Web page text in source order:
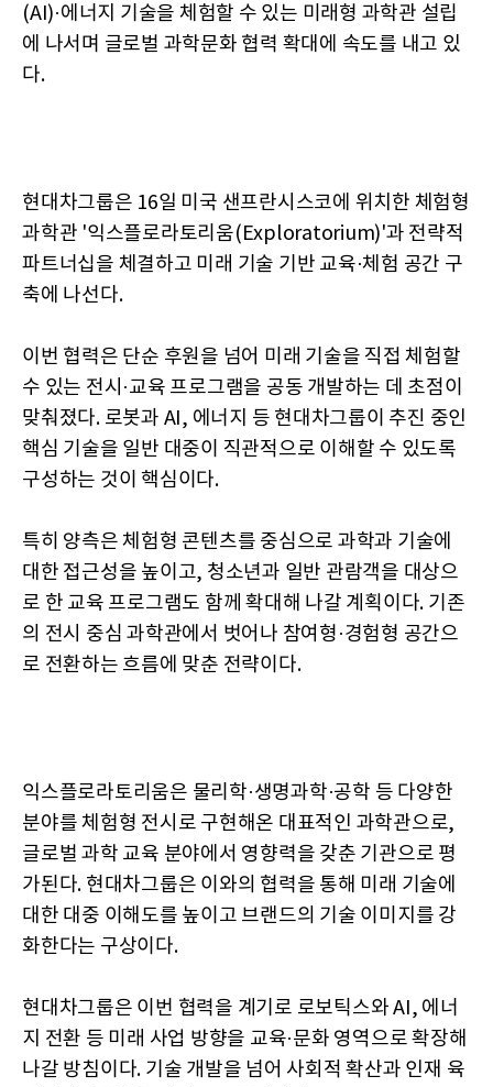
(AI)·에너지 기술을 체험할 수 있는 미래형 과학관 설립
에 나서며 글로벌 과학문화 협력 확대에 속도를 내고 있
다.
현대차그룹은 16일 미국 샌프란시스코에 위치한 체험형
과학관 '익스플로라토리움(Exploratorium)'과 전략적
파트너십을 체결하고 미래 기술 기반 교육·체험 공간 구
축에 나선다.
이번 협력은 단순 후원을 넘어 미래 기술을 직접 체험할
수 있는 전시·교육 프로그램을 공동 개발하는 데 초점이
맞춰졌다. 로봇과 AI, 에너지 등 현대차그룹이 추진 중인
핵심 기술을 일반 대중이 직관적으로 이해할 수 있도록
구성하는 것이 핵심이다.
특히 양측은 체험형 콘텐츠를 중심으로 과학과 기술에
대한 접근성을 높이고, 청소년과 일반 관람객을 대상으
로 한 교육 프로그램도 함께 확대해 나갈 계획이다. 기존
의 전시 중심 과학관에서 벗어나 참여형·경험형 공간으
로 전환하는 흐름에 맞춘 전략이다.
익스플로라토리움은 물리학·생명과학·공학 등 다양한
분야를 체험형 전시로 구현해온 대표적인 과학관으로,
글로벌 과학 교육 분야에서 영향력을 갖춘 기관으로 평
가된다. 현대차그룹은 이와의 협력을 통해 미래 기술에
대한 대중 이해도를 높이고 브랜드의 기술 이미지를 강
화한다는 구상이다.
현대차그룹은 이번 협력을 계기로 로보틱스와 AI, 에너
지 전환 등 미래 사업 방향을 교육·문화 영역으로 확장해
나갈 방침이다. 기술 개발을 넘어 사회적 확산과 인재 육